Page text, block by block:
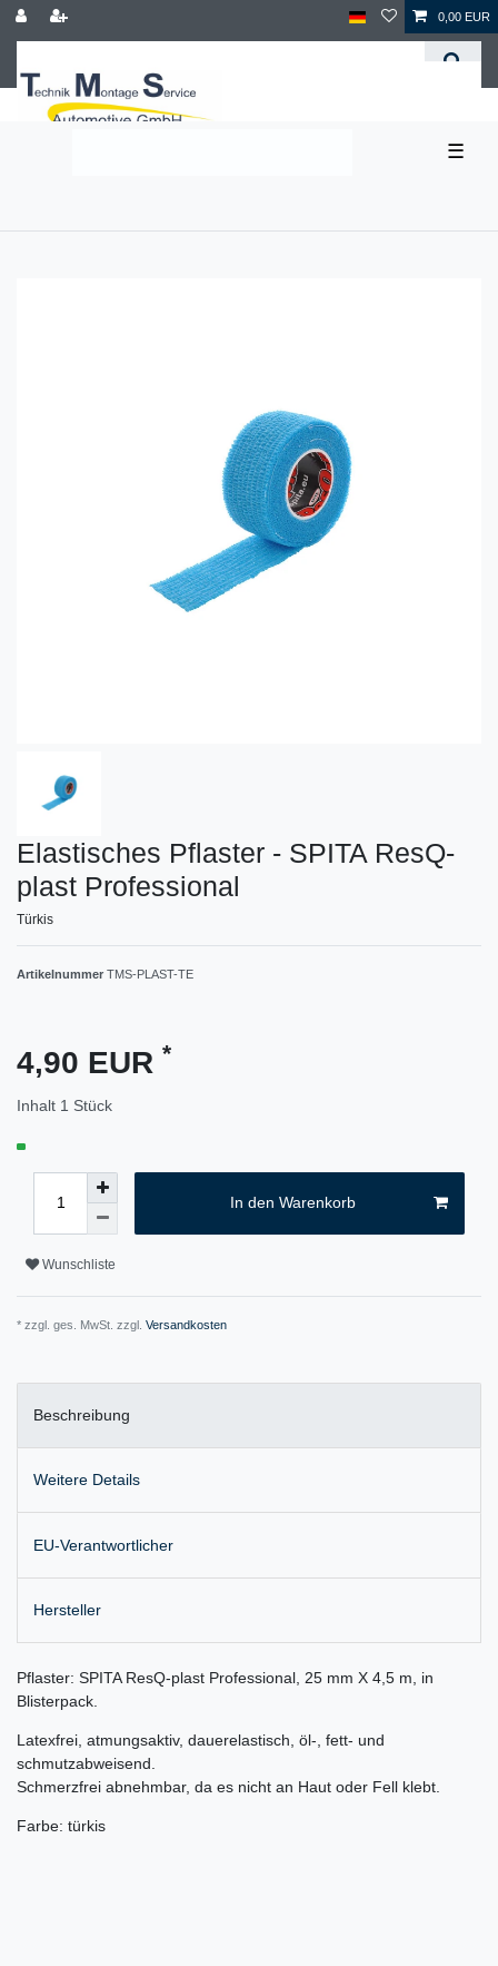
0,00 EUR
☰
Elastisches Pflaster - SPITA ResQ-
plast Professional
Türkis
Artikelnummer TMS-PLAST-TE
4,90 EUR *
Inhalt 1 Stück
In den Warenkorb
Wunschliste
* zzgl. ges. MwSt. zzgl. Versandkosten
Beschreibung
Weitere Details
EU-Verantwortlicher
Hersteller
Pflaster: SPITA ResQ-plast Professional, 25 mm X 4,5 m, in
Blisterpack.
Latexfrei, atmungsaktiv, dauerelastisch, öl-, fett- und
schmutzabweisend.
Schmerzfrei abnehmbar, da es nicht an Haut oder Fell klebt.
Farbe: türkis